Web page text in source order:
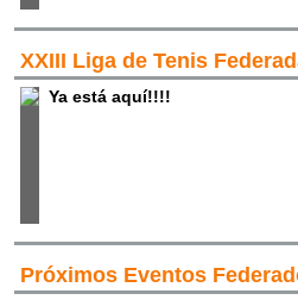
XXIII Liga de Tenis
Ya está aquí!!!!
Próximos Eventos